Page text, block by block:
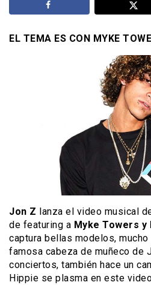
EL TEMA ES CON MYKE
Jon Z lanza el video musical
de featuring a Myke Towers y
captura bellas modelos,
famosa cabeza de muñeco de
conciertos, también hace un
Hippie se plasma en este